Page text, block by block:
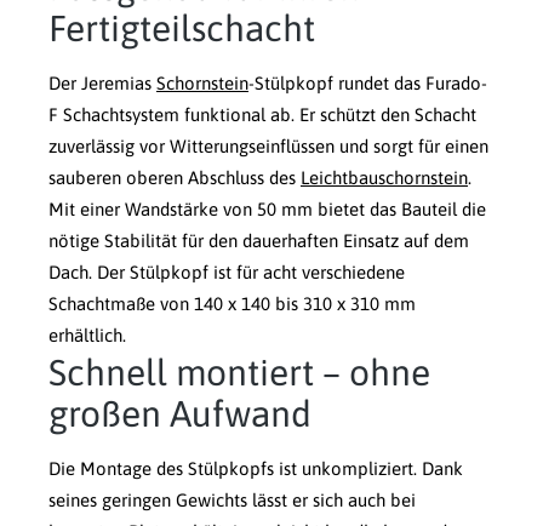
Fertigteilschacht
Der Jeremias Schornstein-Stülpkopf rundet das Furado-
F Schachtsystem funktional ab. Er schützt den Schacht
zuverlässig vor Witterungseinflüssen und sorgt für einen
sauberen oberen Abschluss des Leichtbauschornstein.
Mit einer Wandstärke von 50 mm bietet das Bauteil die
nötige Stabilität für den dauerhaften Einsatz auf dem
Dach. Der Stülpkopf ist für acht verschiedene
Schachtmaße von 140 x 140 bis 310 x 310 mm
erhältlich.
Schnell montiert – ohne
großen Aufwand
Die Montage des Stülpkopfs ist unkompliziert. Dank
seines geringen Gewichts lässt er sich auch bei